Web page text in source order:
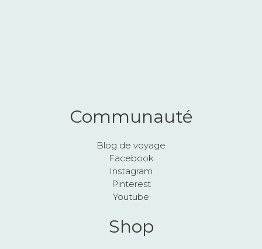
Communauté
Blog de voyage
Facebook
Instagram
Pinterest
Youtube
Shop